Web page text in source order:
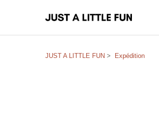
JUST A LITTLE FUN Expédition